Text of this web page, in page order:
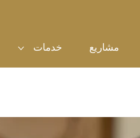
خدمات مشاريع